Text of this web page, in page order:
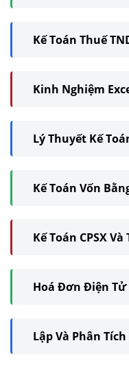
Kế Toán Thuế
Kinh Nghiệm
Lý Thuyết Kế
Kế Toán Vốn
Kế Toán CPSX Và
Hoá Đơn Điện Tử
Lập Và Phân Tích